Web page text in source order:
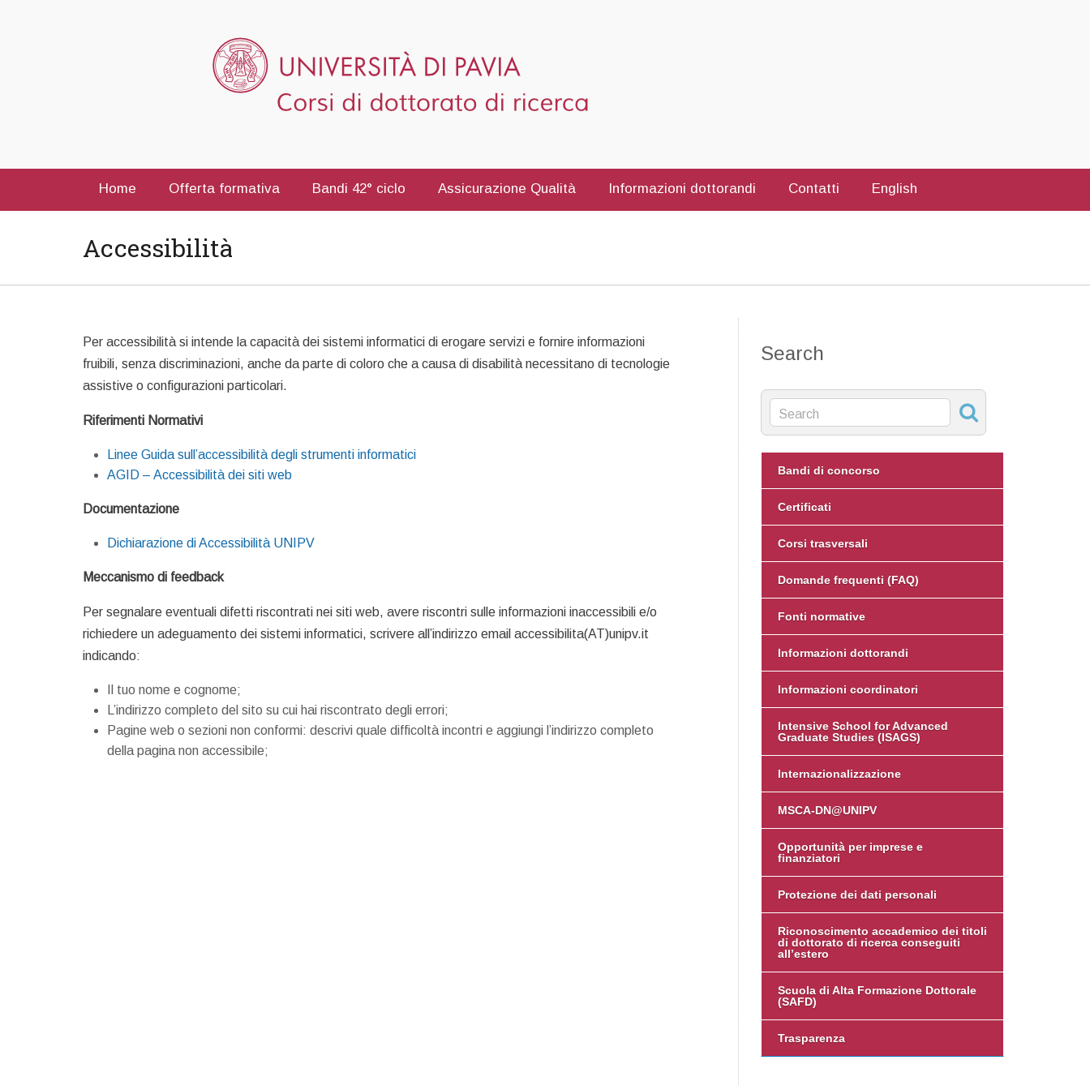
Home Offerta formativa Bandi 42° ciclo Assicurazione Qualità Informazioni dottorandi Contatti English
Accessibilità
Per accessibilità si intende la capacità dei sistemi informatici di erogare servizi e fornire informazioni
fruibili, senza discriminazioni, anche da parte di coloro che a causa di disabilità necessitano di tecnologie
assistive o configurazioni particolari.
Riferimenti Normativi
Linee Guida sull’accessibilità degli strumenti informatici
AGID – Accessibilità dei siti web
Documentazione
Dichiarazione di Accessibilità UNIPV
Meccanismo di feedback
Per segnalare eventuali difetti riscontrati nei siti web, avere riscontri sulle informazioni inaccessibili e/o
richiedere un adeguamento dei sistemi informatici, scrivere all’indirizzo email accessibilita(AT)unipv.it
indicando:
Il tuo nome e cognome;
L’indirizzo completo del sito su cui hai riscontrato degli errori;
Pagine web o sezioni non conformi: descrivi quale difficoltà incontri e aggiungi l’indirizzo completo
della pagina non accessibile;
Search
Bandi di concorso
Certificati
Corsi trasversali
Domande frequenti (FAQ)
Fonti normative
Informazioni dottorandi
Informazioni coordinatori
Intensive School for Advanced
Graduate Studies (ISAGS)
Internazionalizzazione
MSCA-DN@UNIPV
Opportunità per imprese e
finanziatori
Protezione dei dati personali
Riconoscimento accademico dei titoli
di dottorato di ricerca conseguiti
all’estero
Scuola di Alta Formazione Dottorale
(SAFD)
Trasparenza